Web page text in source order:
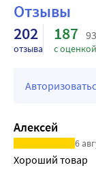
Отзывы
202
отзыва
187
с
Алексей
6
Хороший товар